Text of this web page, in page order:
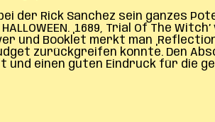
der Rick Sanchez sein ganzes
‚1689, Trial Of The
und Booklet merkt man
zurückgreifen konnte. Den
und einen guten Eindruck für die